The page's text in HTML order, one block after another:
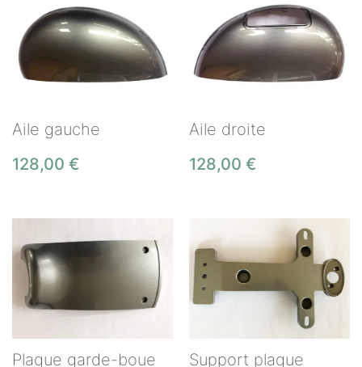
Aile gauche
128,00 €
Aile droite
128,00 €
Plaque garde-boue Support plaque